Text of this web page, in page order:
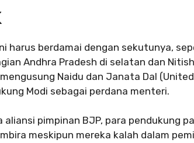
harus berdamai dengan sekutunya,
Andhra Pradesh di selatan dan
Naidu dan Janata Dal
Modi sebagai perdana menteri.
pimpinan BJP, para pendukung
meskipun mereka kalah dalam